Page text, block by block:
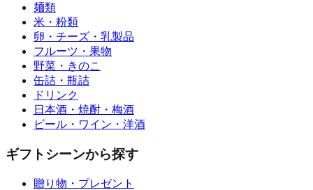
麺類
米・粉類
卵・チーズ・乳製品
フルーツ・果物
野菜・きのこ
缶詰・瓶詰
ドリンク
日本酒・焼酎・梅酒
ビール・ワイン・洋酒
ギフトシーンから探す
贈り物・プレゼント